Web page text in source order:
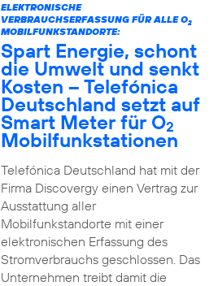
ELEKTRONISCHE
VERBRAUCHSERFASSUNG FÜR ALLE O2
MOBILFUNKSTANDORTE:
Spart Energie, schont
die Umwelt und senkt
Kosten – Telefónica
Deutschland setzt auf
Smart Meter für O2
Mobilfunkstationen
Telefónica Deutschland hat mit der
Firma Discovergy einen Vertrag zur
Ausstattung aller
Mobilfunkstandorte mit einer
elektronischen Erfassung des
Stromverbrauchs geschlossen. Das
Unternehmen treibt damit die